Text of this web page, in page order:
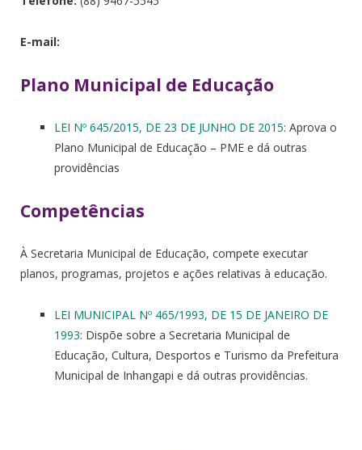
E-mail:
Plano Municipal de Educação
LEI Nº 645/2015, DE 23 DE JUNHO DE 2015: Aprova o
Plano Municipal de Educação – PME e dá outras
providências
Competências
À Secretaria Municipal de Educação, compete executar
planos, programas, projetos e ações relativas à educação.
LEI MUNICIPAL Nº 465/1993, DE 15 DE JANEIRO DE
1993: Dispõe sobre a Secretaria Municipal de
Educação, Cultura, Desportos e Turismo da Prefeitura
Municipal de Inhangapi e dá outras providências.